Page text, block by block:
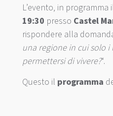
L’evento, in programma
19:30 presso Castel
rispondere alla
una regione in cui solo i
permettersi di vivere?“.
Questo il programma